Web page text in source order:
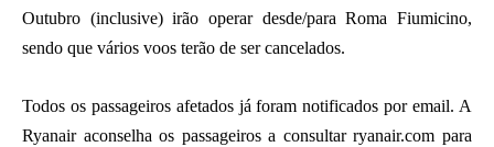
Outubro (inclusive) irão operar desde/para Roma Fiumicino,
sendo que vários voos terão de ser cancelados.
Todos os passageiros afetados já foram notificados por email. A
Ryanair aconselha os passageiros a consultar ryanair.com para